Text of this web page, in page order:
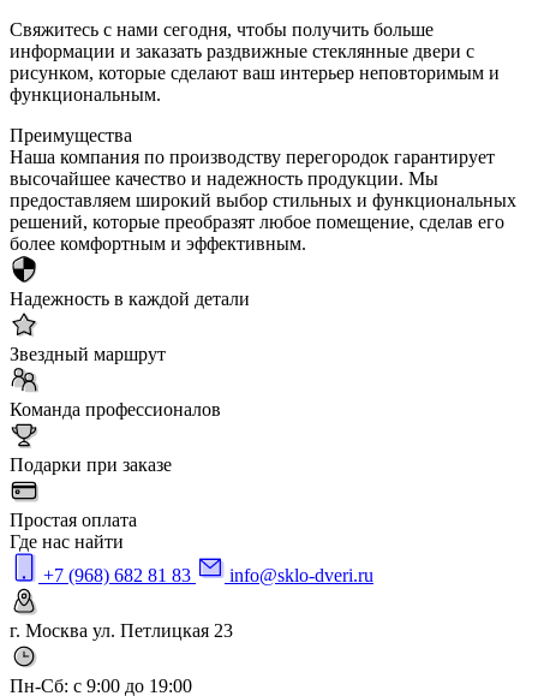
Свяжитесь с нами сегодня, чтобы получить больше
информации и заказать раздвижные стеклянные двери с
рисунком, которые сделают ваш интерьер неповторимым и
функциональным.
Преимущества
Наша компания по производству перегородок гарантирует
высочайшее качество и надежность продукции. Мы
предоставляем широкий выбор стильных и функциональных
решений, которые преобразят любое помещение, сделав его
более комфортным и эффективным.
Надежность в каждой детали
Звездный маршрут
Команда профессионалов
Подарки при заказе
Простая оплата
Где нас найти
+7 (968) 682 81 83
info@sklo-dveri.ru
г. Москва ул. Петлицкая 23
Пн-Сб: с 9:00 до 19:00